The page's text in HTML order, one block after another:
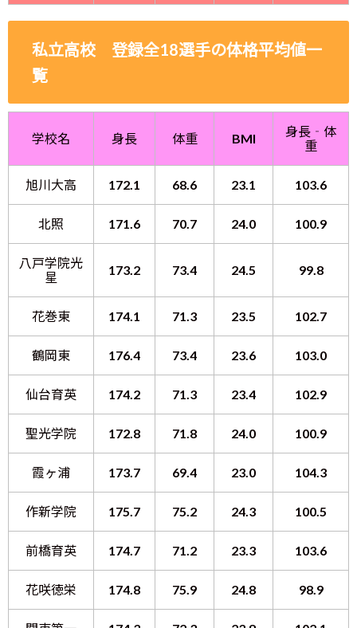
私立高校 登録全18選手の体格平均値一
覧
学校名 身長 体重 BMI
身長‐体
重
旭川大高 172.1 68.6 23.1 103.6
北照 171.6 70.7 24.0 100.9
八戸学院光
星
173.2 73.4 24.5 99.8
花巻東 174.1 71.3 23.5 102.7
鶴岡東 176.4 73.4 23.6 103.0
仙台育英 174.2 71.3 23.4 102.9
聖光学院 172.8 71.8 24.0 100.9
霞ヶ浦 173.7 69.4 23.0 104.3
作新学院 175.7 75.2 24.3 100.5
前橋育英 174.7 71.2 23.3 103.6
花咲徳栄 174.8 75.9 24.8 98.9